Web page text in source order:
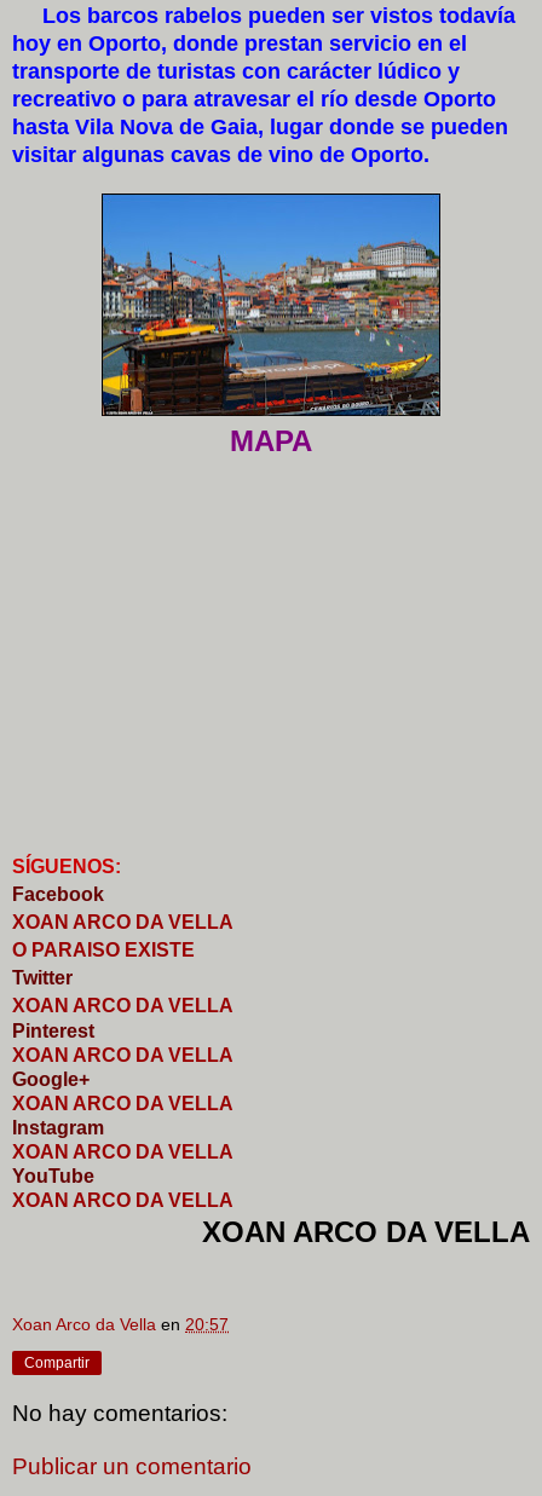
Los barcos rabelos pueden ser vistos todavía
hoy en Oporto, donde prestan servicio en el
transporte de turistas con carácter lúdico y
recreativo o para atravesar el río desde Oporto
hasta Vila Nova de Gaia, lugar donde se pueden
visitar algunas cavas de vino de Oporto.
MAPA
S GUENOS:
Facebook
XOAN ARCO DA VELLA
O PARAISO EXISTE
Twitter
XOAN ARCO DA VELLA
Pinterest
XOAN ARCO DA VELLA
Google+
XOAN ARCO DA VELLA
nstagram
XOAN ARCO DA VELLA
YouTube
XOAN ARCO DA VELLA
XOAN ARCO DA VELLA
Xoan Arco da Vella en 20:57
Compartir
No hay comentarios:
Publicar un comentario